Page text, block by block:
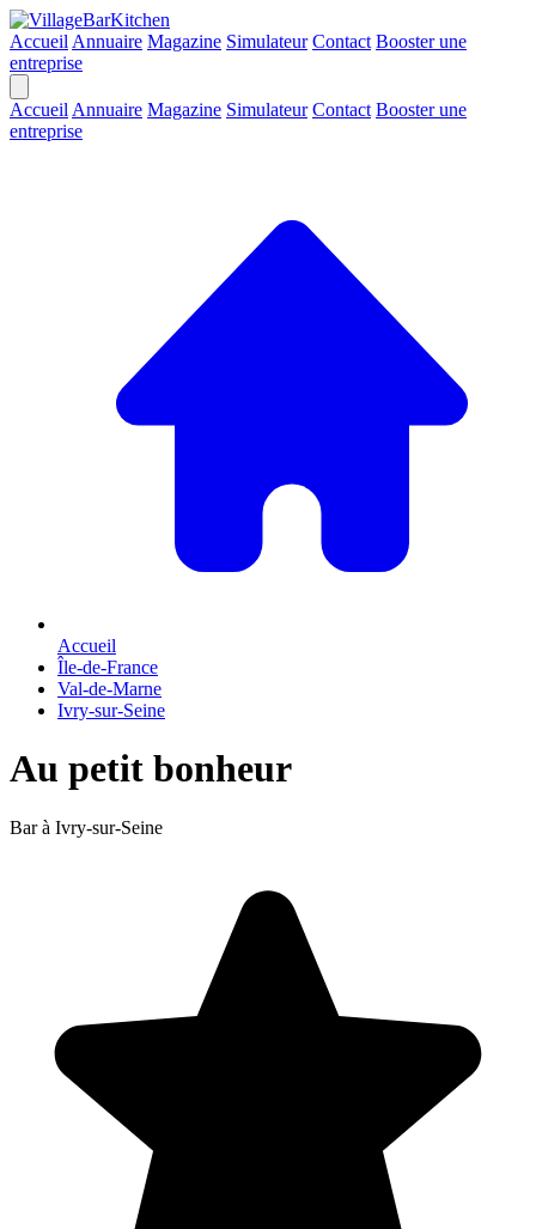
Accueil Annuaire Magazine Simulateur Contact Booster une
entreprise
Accueil Annuaire Magazine Simulateur Contact Booster une
entreprise
Accueil
Île-de-France
Val-de-Marne
Ivry-sur-Seine
Au petit bonheur
Bar à Ivry-sur-Seine